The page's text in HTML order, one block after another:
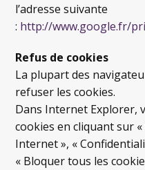
l’adresse suivante
: http://www.google.fr/
Refus de cookies
La plupart des
refuser les cookies.
Dans Internet Explorer,
cookies en cliquant sur
Internet », «
« Bloquer tous les